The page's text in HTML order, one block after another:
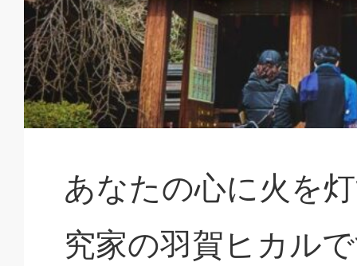
あなたの心に火を
究家の羽賀ヒカル